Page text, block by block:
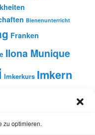
zu optimieren.
Bienenunterricht
Franken
Ilona Munique
Imkerkurs Imkern